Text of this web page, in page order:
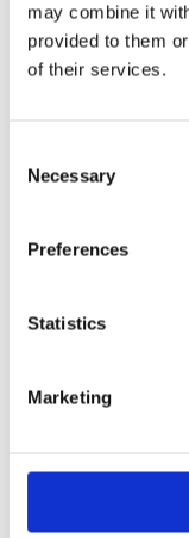
may combine it
provided to them
of their services.
Selection
Necessary
Preferences
Statistics
Marketing
Relaterte